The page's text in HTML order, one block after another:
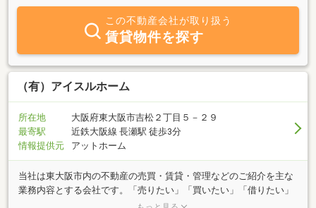
この不動産会社が取り扱う
賃貸物件を探す
（有）アイスルホーム
所在地
大阪府東大阪市吉松２丁目５－２９
最寄駅
近鉄大阪線 長瀬駅 徒歩3分
情報提供元
アットホーム
当社は東大阪市内の不動産の売買・賃貸・管理などのご紹介を主な
業務内容とする会社です。「売りたい」「買いたい」「借りたい」
ご希望の方の悩みや不安を充分お聞きすることからご縁を作りま